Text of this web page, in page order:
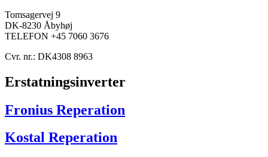
Tomsagervej 9
DK-8230 Åbyhøj
TELEFON +45 7060 3676
Cvr. nr.: DK4308 8963
Erstatningsinverter
Fronius Reperation
Kostal Reperation